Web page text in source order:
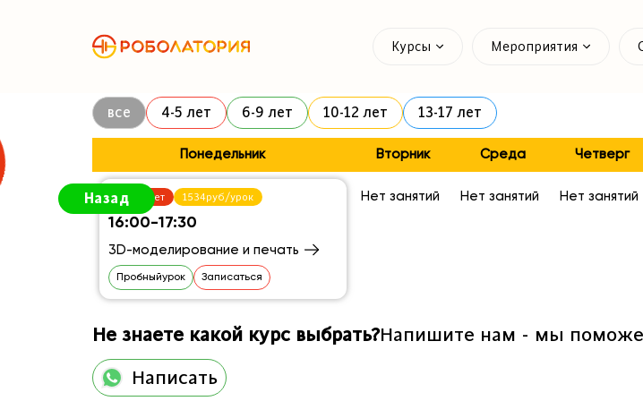
Курсы Мероприятия
Назад
Расписание занятий
все 4-5 лет 6-9 лет 10-12 лет 13-17 лет
Понедельник Вторник Среда Четверг
10 - 16лет 1534руб/урок
16:00-17:30
3D-моделирование и печать
Пробныйурок Записаться
Нет занятий Нет занятий Нет занятий
Не знаете какой курс выбрать?Напишите нам - мы
Написать